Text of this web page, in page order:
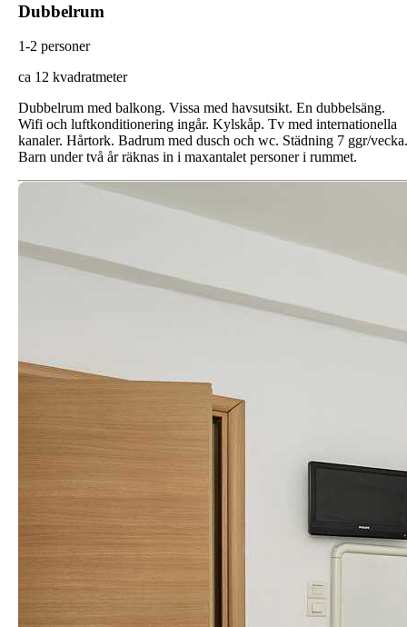
Dubbelrum
1-2 personer
ca 12 kvadratmeter
Dubbelrum med balkong. Vissa med havsutsikt. En dubbelsäng.
Wifi och luftkonditionering ingår. Kylskåp. Tv med internationella
kanaler. Hårtork. Badrum med dusch och wc. Städning 7 ggr/vecka.
Barn under två år räknas in i maxantalet personer i rummet.